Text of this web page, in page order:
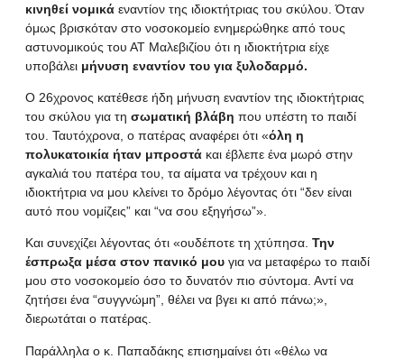
κινηθεί νομικά εναντίον της ιδιοκτήτριας του σκύλου. Όταν
όμως βρισκόταν στο νοσοκομείο ενημερώθηκε από τους
αστυνομικούς του ΑΤ Μαλεβιζίου ότι η ιδιοκτήτρια είχε
υποβάλει μήνυση εναντίον του για ξυλοδαρμό.
Ο 26χρονος κατέθεσε ήδη μήνυση εναντίον της ιδιοκτήτριας
του σκύλου για τη σωματική βλάβη που υπέστη το παιδί
του. Ταυτόχρονα, ο πατέρας αναφέρει ότι «όλη η
πολυκατοικία ήταν μπροστά και έβλεπε ένα μωρό στην
αγκαλιά του πατέρα του, τα αίματα να τρέχουν και η
ιδιοκτήτρια να μου κλείνει το δρόμο λέγοντας ότι “δεν είναι
αυτό που νομίζεις” και “να σου εξηγήσω”».
Και συνεχίζει λέγοντας ότι «ουδέποτε τη χτύπησα. Την
έσπρωξα μέσα στον πανικό μου για να μεταφέρω το παιδί
μου στο νοσοκομείο όσο το δυνατόν πιο σύντομα. Αντί να
ζητήσει ένα “συγγνώμη”, θέλει να βγει κι από πάνω;»,
διερωτάται ο πατέρας.
Παράλληλα ο κ. Παπαδάκης επισημαίνει ότι «θέλω να